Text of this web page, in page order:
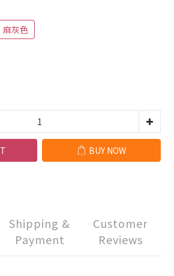
麻灰色
BUY NOW
Shipping &
Payment
Customer
Reviews